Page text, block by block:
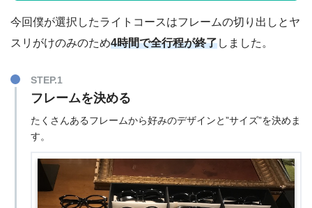
今回僕が選択したライトコースはフレームの切り出しとヤ
スリがけのみのため4時間で全行程が終了しました。
STEP.1
フレームを決める
たくさんあるフレームから好みのデザインと”サイズ”を決めま
す。